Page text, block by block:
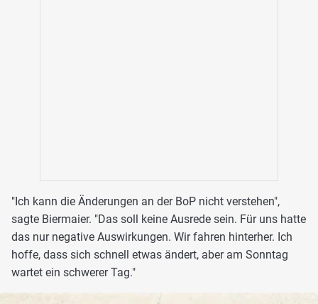
"Ich kann die Änderungen an der BoP nicht verstehen",
sagte Biermaier. "Das soll keine Ausrede sein. Für uns hatte
das nur negative Auswirkungen. Wir fahren hinterher. Ich
hoffe, dass sich schnell etwas ändert, aber am Sonntag
wartet ein schwerer Tag."